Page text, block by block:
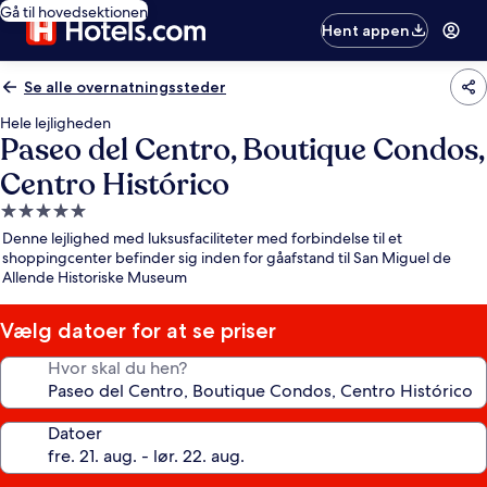
Gå til hovedsektionen
Hent appen
Se alle overnatningssteder
Hele lejligheden
Paseo del Centro, Boutique Condos,
Centro Histórico
5.0-
stjernet
overnatningssted
Denne lejlighed med luksusfaciliteter med forbindelse til et
shoppingcenter befinder sig inden for gåafstand til San Miguel de
Allende Historiske Museum
Vælg datoer for at se priser
Hvor skal du hen?
Datoer